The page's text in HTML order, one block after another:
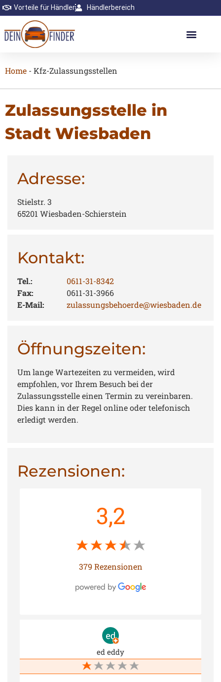
Vorteile für Händler Händlerbereich
Home - Kfz-Zulassungsstellen
Zulassungsstelle in
Stadt Wiesbaden
Adresse:
Stielstr. 3
65201 Wiesbaden-Schierstein
Kontakt:
Tel.:
0611-31-8342
Fax:
0611-31-3966
E-Mail:
zulassungsbehoerde@wiesbaden.de
Öffnungszeiten:
Um lange Wartezeiten zu vermeiden, wird
empfohlen, vor Ihrem Besuch bei der
Zulassungsstelle einen Termin zu vereinbaren.
Dies kann in der Regel online oder telefonisch
erledigt werden.
Rezensionen:
3,2
379 Rezensionen
ed eddy